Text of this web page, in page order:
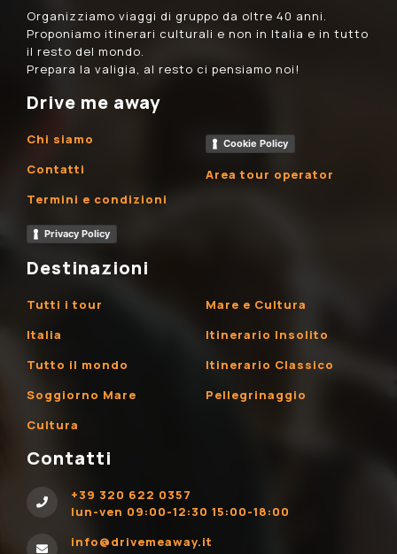
Organizziamo viaggi di gruppo da oltre 40 anni.
Proponiamo itinerari culturali e non in Italia e in tutto
il resto del mondo.
Prepara la valigia, al resto ci pensiamo noi!
Drive me away
Chi siamo
Contatti
Termini e condizioni
Privacy Policy
Cookie Policy
Area tour operator
Destinazioni
Tutti i tour
Italia
Tutto il mondo
Soggiorno Mare
Cultura
Mare e Cultura
Itinerario Insolito
Itinerario Classico
Pellegrinaggio
Contatti
+39 320 622 0357
lun-ven 09:00-12:30 15:00-18:00
info@drivemeaway.it